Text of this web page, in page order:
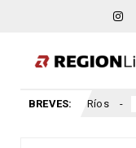
BREVES:
entre rios